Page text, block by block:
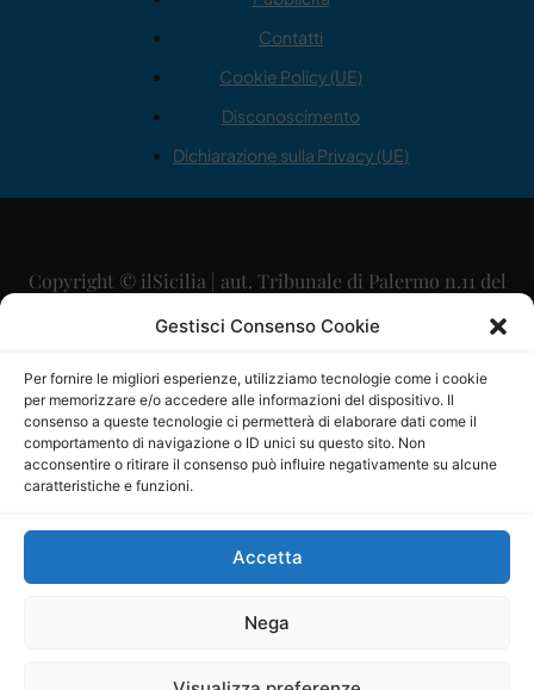
Gestisci Consenso Cookie
Per fornire le migliori esperienze, utilizziamo tecnologie come i cookie
per memorizzare e/o accedere alle informazioni del dispositivo. Il
consenso a queste tecnologie ci permetterà di elaborare dati come il
comportamento di navigazione o ID unici su questo sito. Non
acconsentire o ritirare il consenso può influire negativamente su alcune
caratteristiche e funzioni.
Accetta
Nega
Contatti
Cookie Policy (UE)
Disconoscimento
Dichiarazione sulla Privacy (UE)
Copyright © ilSicilia | aut. Tribunale di Palermo n.11 del
29/09/2015
Direttore Editoriale: Maurizio Scaglione
Direttore Responsabile: Maria Calabrese
P.IVA: 06334930820
Mercurio Comunicazione Società Cooperativa a r.l. è
iscritta al Registro degli Operatori di Comunicazione al